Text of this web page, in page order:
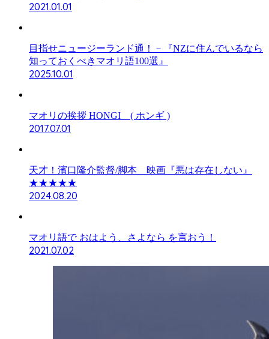
2021.01.01
目指せニュージーランド通！－『NZに住んでいるなら
知っておくべきマオリ語100選』
2025.10.01
マオリの挨拶 HONGI ( ホンギ )
2017.07.01
天才！濱口隆介監督/脚本 映画『悪は存在しない』
★★★★★
2024.08.20
マオリ語で おはよう、さよなら を言おう！
2021.07.02